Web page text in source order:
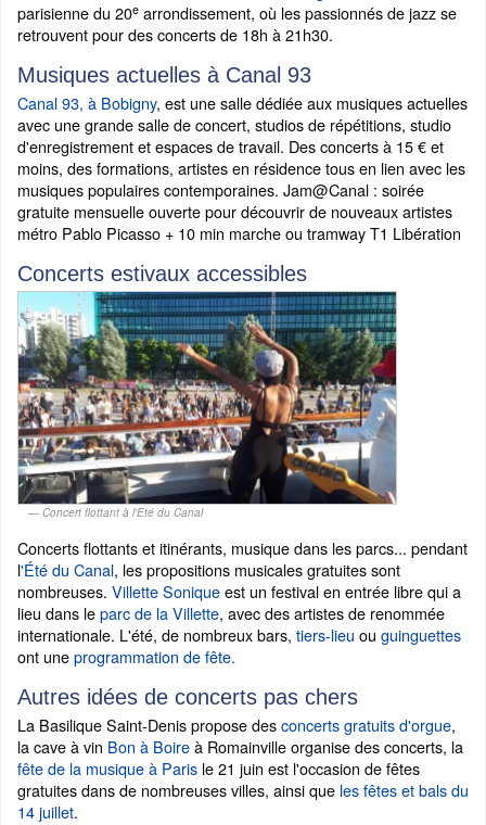
parisienne du 20e arrondissement, où les passionnés de jazz se
retrouvent pour des concerts de 18h à 21h30.
Musiques actuelles à Canal 93
Canal 93, à Bobigny, est une salle dédiée aux musiques actuelles
avec une grande salle de concert, studios de répétitions, studio
d'enregistrement et espaces de travail. Des concerts à 15 € et
moins, des formations, artistes en résidence tous en lien avec les
musiques populaires contemporaines. Jam@Canal : soirée
gratuite mensuelle ouverte pour découvrir de nouveaux artistes
métro Pablo Picasso + 10 min marche ou tramway T1 Libération
Concerts estivaux accessibles
Concert flottant à l'Eté du Canal
Concerts flottants et itinérants, musique dans les parcs... pendant
l'Été du Canal, les propositions musicales gratuites sont
nombreuses. Villette Soniqueest un festival en entrée libre qui a
lieu dans leparc de la Villette, avec des artistes de renommée
internationale. L'été, de nombreux bars, tiers-lieu ou guinguettes
ont uneprogrammation de fête.
Autres idées de concerts pas chers
La Basilique Saint-Denis propose desconcerts gratuits d'orgue,
la cave à vin Bon à Boireà Romainville organise des concerts, la
fête de la musique à Paris le 21 juin est l'occasion de fêtes
gratuites dans de nombreuses villes, ainsi que les fêtes et bals du
14 juillet.